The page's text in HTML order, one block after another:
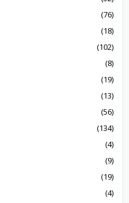
(76)
(18)
(102)
(8)
(19)
(13)
(56)
(134)
(4)
(9)
(19)
(4)